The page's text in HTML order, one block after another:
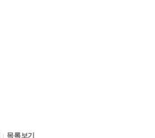
| 목록보기